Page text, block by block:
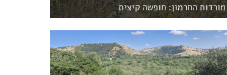
מורדות החרמון: חופשה קיצית